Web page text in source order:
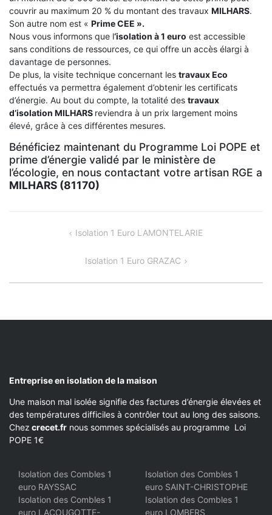
couvrir au maximum 20 % du montant des travaux MILHARS.
Son autre nom est « Prime CEE ».
Nous vous informons que l‘isolation à 1 euro est accessible
sans conditions de ressources, ce qui offre un accès élargi à
davantage de personnes.
De plus, la visite technique concernant les travaux Eco
effectués va permettra également d’obtenir les certificats
d’énergie. Au bout du compte, la totalité des travaux
d’isolation MILHARS reviendra à un prix largement moins
élevé, grâce à ces différentes mesures.
Bénéficiez maintenant du Programme Loi POPE et
prime d’énergie validé par le ministère de
l’écologie, en nous contactant votre artisan RGE a
MILHARS (81170)
NAVIGATIONIsolation 1 Euro LAMONTELARIE
Isolation 1 Euro GRAZAC
Entreprise en isolation de la maison
Une maison mal isolée signifie des factures d’énergie élevées et
des températures difficiles à contrôler tout au long des saisons.
Chez crecet.fr nous sommes spécialisés au programme Loi
POPE 1€
Isolation des Combles 1
euro RAYSSAC
Isolation des Combles 1
euro SAINT-CHRISTOPHE
Isolation des Combles 1
euro LACOUGOTTE-
Isolation des Combles 1
euro LOMBERS